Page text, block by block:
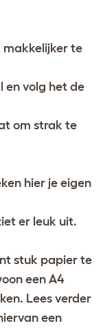
te
en volg het de
om strak te
hier je eigen
er leuk uit.
stuk papier te
een A4
Lees verder
een